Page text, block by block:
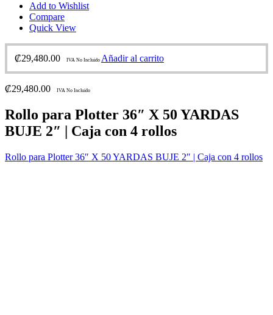
Add to Wishlist
Compare
Quick View
₡29,480.00 IVA No Incluido Añadir al carrito
₡29,480.00 IVA No Incluido
Rollo para Plotter 36″ X 50 YARDAS
BUJE 2″ | Caja con 4 rollos
Rollo para Plotter 36″ X 50 YARDAS BUJE 2″ | Caja con 4 rollos